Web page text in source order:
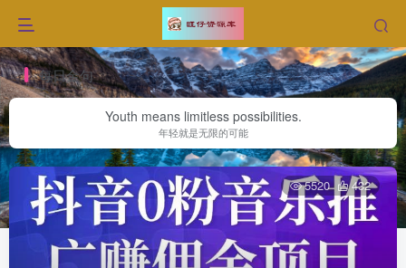
每日金句
Youth means limitless possibilities.
年轻就是无限的可能
5520 432